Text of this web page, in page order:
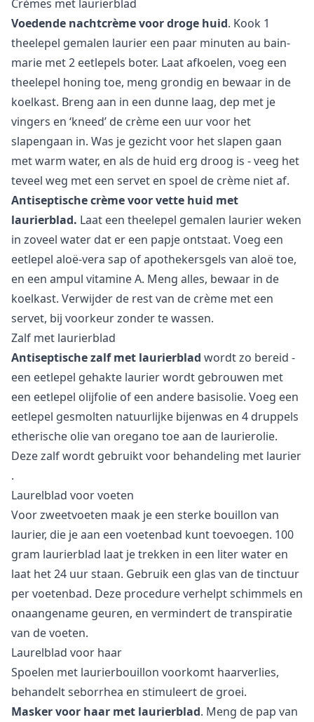
Crèmes met laurierblad
Voedende nachtcrème voor droge huid. Kook 1
theelepel gemalen laurier een paar minuten au bain-
marie met 2 eetlepels boter. Laat afkoelen, voeg een
theelepel honing toe, meng grondig en bewaar in de
koelkast. Breng aan in een dunne laag, dep met je
vingers en ‘kneed’ de crème een uur voor het
slapengaan in. Was je gezicht voor het slapen gaan
met warm water, en als de huid erg droog is - veeg het
teveel weg met een servet en spoel de crème niet af.
Antiseptische crème voor vette huid met
laurierblad. Laat een theelepel gemalen laurier weken
in zoveel water dat er een papje ontstaat. Voeg een
eetlepel aloë-vera sap of apothekersgels van aloë toe,
en een ampul vitamine A. Meng alles, bewaar in de
koelkast. Verwijder de rest van de crème met een
servet, bij voorkeur zonder te wassen.
Zalf met laurierblad
Antiseptische zalf met laurierblad wordt zo bereid -
een eetlepel gehakte laurier wordt gebrouwen met
een eetlepel olijfolie of een andere basisolie. Voeg een
eetlepel gesmolten natuurlijke bijenwas en 4 druppels
etherische olie van oregano toe aan de laurierolie.
Deze zalf wordt gebruikt voor behandeling met laurier
.
Laurelblad voor voeten
Voor zweetvoeten maak je een sterke bouillon van
laurier, die je aan een voetenbad kunt toevoegen. 100
gram laurierblad laat je trekken in een liter water en
laat het 24 uur staan. Gebruik een glas van de tinctuur
per voetenbad. Deze procedure verhelpt schimmels en
onaangename geuren, en vermindert de transpiratie
van de voeten.
Laurelblad voor haar
Spoelen met laurierbouillon voorkomt haarverlies,
behandelt seborrhea en stimuleert de groei.
Masker voor haar met laurierblad. Meng de pap van